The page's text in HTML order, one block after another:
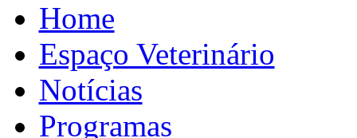
Home
Espaço Veterinário
Notícias
Programas